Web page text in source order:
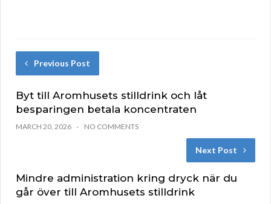
Previous Post
Byt till Aromhusets stilldrink och låt
besparingen betala koncentraten
MARCH 20, 2026 NO COMMENTS
Next Post
Mindre administration kring dryck när du
går över till Aromhusets stilldrink